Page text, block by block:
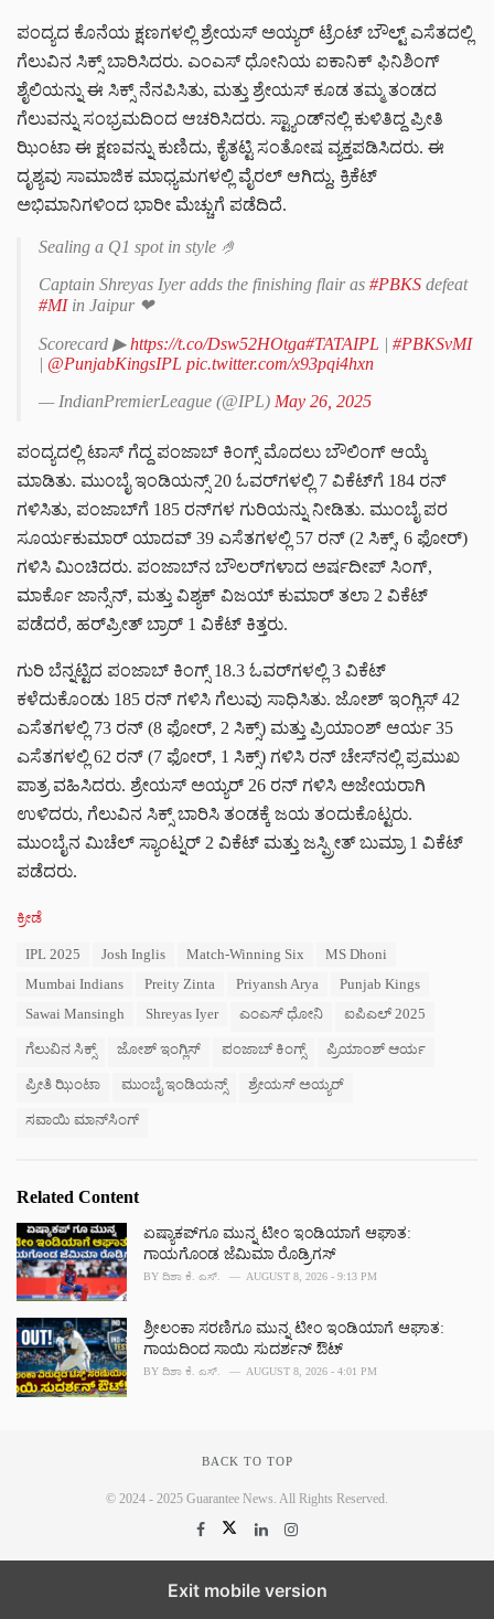
ಪಂದ್ಯದ ಕೊನೆಯ ಕ್ಷಣಗಳಲ್ಲಿ ಶ್ರೇಯಸ್ ಅಯ್ಯರ್ ಟ್ರೆಂಟ್ ಬೌಲ್ಟ್ ಎಸೆತದಲ್ಲಿ
ಗೆಲುವಿನ ಸಿಕ್ಸ್ ಬಾರಿಸಿದರು. ಎಂಎಸ್ ಧೋನಿಯ ಐಕಾನಿಕ್ ಫಿನಿಶಿಂಗ್
ಶೈಲಿಯನ್ನು ಈ ಸಿಕ್ಸ್ ನೆನಪಿಸಿತು, ಮತ್ತು ಶ್ರೇಯಸ್ ಕೂಡ ತಮ್ಮ ತಂಡದ
ಗೆಲುವನ್ನು ಸಂಭ್ರಮದಿಂದ ಆಚರಿಸಿದರು. ಸ್ಟ್ಯಾಂಡ್‌ನಲ್ಲಿ ಕುಳಿತಿದ್ದ ಪ್ರೀತಿ
ಝಿಂಟಾ ಈ ಕ್ಷಣವನ್ನು ಕುಣಿದು, ಕೈತಟ್ಟಿ ಸಂತೋಷ ವ್ಯಕ್ತಪಡಿಸಿದರು. ಈ
ದೃಶ್ಯವು ಸಾಮಾಜಿಕ ಮಾಧ್ಯಮಗಳಲ್ಲಿ ವೈರಲ್ ಆಗಿದ್ದು, ಕ್ರಿಕೆಟ್
ಅಭಿಮಾನಿಗಳಿಂದ ಭಾರೀ ಮೆಚ್ಚುಗೆ ಪಡೆದಿದೆ.
Sealing a Q1 spot in style 🤌
Captain Shreyas Iyer adds the finishing flair as #PBKS defeat
#MIin Jaipur ❤
Scorecard ▶https://t.co/Dsw52HOtga#TATAIPL | #PBKSvMI
| @PunjabKingsIPL pic.twitter.com/x93pqi4hxn
— IndianPremierLeague (@IPL) May 26, 2025
ಪಂದ್ಯದಲ್ಲಿ ಟಾಸ್ ಗೆದ್ದ ಪಂಜಾಬ್ ಕಿಂಗ್ಸ್ ಮೊದಲು ಬೌಲಿಂಗ್ ಆಯ್ಕೆ
ಮಾಡಿತು. ಮುಂಬೈ ಇಂಡಿಯನ್ಸ್ 20 ಓವರ್‌ಗಳಲ್ಲಿ 7 ವಿಕೆಟ್‌ಗೆ 184 ರನ್
ಗಳಿಸಿತು, ಪಂಜಾಬ್‌ಗೆ 185 ರನ್‌ಗಳ ಗುರಿಯನ್ನು ನೀಡಿತು. ಮುಂಬೈ ಪರ
ಸೂರ್ಯಕುಮಾರ್ ಯಾದವ್ 39 ಎಸೆತಗಳಲ್ಲಿ 57 ರನ್ (2 ಸಿಕ್ಸ್, 6 ಫೋರ್)
ಗಳಿಸಿ ಮಿಂಚಿದರು. ಪಂಜಾಬ್‌ನ ಬೌಲರ್‌ಗಳಾದ ಅರ್ಷದೀಪ್ ಸಿಂಗ್,
ಮಾರ್ಕೊ ಜಾನ್ಸೆನ್, ಮತ್ತು ವಿಶ್ಯಕ್ ವಿಜಯ್ ಕುಮಾರ್ ತಲಾ 2 ವಿಕೆಟ್
ಪಡೆದರೆ, ಹರ್‌ಪ್ರೀತ್ ಬ್ರಾರ್ 1 ವಿಕೆಟ್ ಕಿತ್ತರು.
ಗುರಿ ಬೆನ್ನಟ್ಟಿದ ಪಂಜಾಬ್ ಕಿಂಗ್ಸ್ 18.3 ಓವರ್‌ಗಳಲ್ಲಿ 3 ವಿಕೆಟ್
ಕಳೆದುಕೊಂಡು 185 ರನ್ ಗಳಿಸಿ ಗೆಲುವು ಸಾಧಿಸಿತು. ಜೋಶ್ ಇಂಗ್ಲಿಸ್ 42
ಎಸೆತಗಳಲ್ಲಿ 73 ರನ್ (8 ಫೋರ್, 2 ಸಿಕ್ಸ್) ಮತ್ತು ಪ್ರಿಯಾಂಶ್ ಆರ್ಯ 35
ಎಸೆತಗಳಲ್ಲಿ 62 ರನ್ (7 ಫೋರ್, 1 ಸಿಕ್ಸ್) ಗಳಿಸಿ ರನ್ ಚೇಸ್‌ನಲ್ಲಿ ಪ್ರಮುಖ
ಪಾತ್ರ ವಹಿಸಿದರು. ಶ್ರೇಯಸ್ ಅಯ್ಯರ್ 26 ರನ್ ಗಳಿಸಿ ಅಜೇಯರಾಗಿ
ಉಳಿದರು, ಗೆಲುವಿನ ಸಿಕ್ಸ್ ಬಾರಿಸಿ ತಂಡಕ್ಕೆ ಜಯ ತಂದುಕೊಟ್ಟರು.
ಮುಂಬೈನ ಮಿಚೆಲ್ ಸ್ಯಾಂಟ್ನರ್ 2 ವಿಕೆಟ್ ಮತ್ತು ಜಸ್ಪ್ರೀತ್ ಬುಮ್ರಾ 1 ವಿಕೆಟ್
ಪಡೆದರು.
C
ಕ್ರೀಡೆ
IPL 2025 Josh Inglis Match-Winning Six
MS Dhoni
Mumbai Indians
Preity Zinta Priyansh Arya
Punjab Kings
Sawai Mansingh
Shreyas Iyer ಎಂಎಸ್ ಧೋನಿ ಐಪಿಎಲ್ 2025
ಗೆಲುವಿನ ಸಿಕ್ಸ್ ಜೋಶ್ ಇಂಗ್ಲಿಸ್ ಪಂಜಾಬ್ ಕಿಂಗ್ಸ್ ಪ್ರಿಯಾಂಶ್ ಆರ್ಯ
ಪ್ರೀತಿ ಝಿಂಟಾ ಮುಂಬೈ ಇಂಡಿಯನ್ಸ್ ಶ್ರೇಯಸ್ ಅಯ್ಯರ್
ಸವಾಯಿ ಮಾನ್‌ಸಿಂಗ್
Related Content
ಏಷ್ಯಾಕಪ್‌ಗೂ ಮುನ್ನ ಟೀಂ ಇಂಡಿಯಾಗೆ ಆಘಾತ:
ಗಾಯಗೊಂಡ ಜೆಮಿಮಾ ರೊಡ್ರಿಗಸ್
BY ದಿಶಾ ಕೆ. ಎಸ್. AUGUST 8, 2026 - 9:13 PM
ಶ್ರೀಲಂಕಾ ಸರಣಿಗೂ ಮುನ್ನ ಟೀಂ ಇಂಡಿಯಾಗೆ ಆಘಾತ:
ಗಾಯದಿಂದ ಸಾಯಿ ಸುದರ್ಶನ್ ಔಟ್
BY ದಿಶಾ ಕೆ. ಎಸ್. AUGUST 8, 2026 - 4:01 PM
BACK TO TOP
© 2024 - 2025 Guarantee News. All Rights Reserved.
Exit mobile version